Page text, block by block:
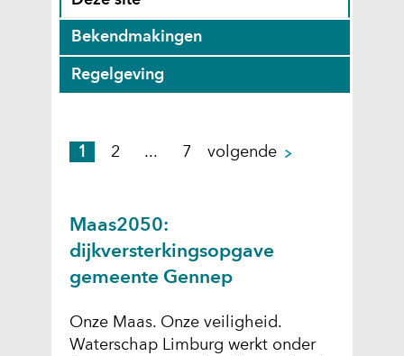
o
e
k
r
a
t
n
i
n
g
e
s
e
c
e
r
d
Z
o
e
l
a
t
n
i
Bekendmakingen
Z
o
k
r
u
l
t
t
e
Regelgeving
1 2 ... 7 volgendep
Maas2050:
dijkversterkingsopgave
gemeente Gennep
Onze Maas. Onze veiligheid.
Waterschap Limburg werkt onder